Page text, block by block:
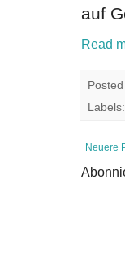
auf
Read
Labels:
Neuere